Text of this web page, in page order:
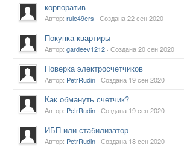
корпоратив
Автор: rule49ers · Создана22 сен 2020
Покупка квартиры
Автор: gardeev1212 · Создана20 сен 2020
Поверка электросчетчиков
Автор: PetrRudin · Создана 19 сен 2020
Как обмануть счетчик?
Автор: PetrRudin · Создана 19 сен 2020
ИБП или стабилизатор
Автор: PetrRudin · Создана 18 сен 2020